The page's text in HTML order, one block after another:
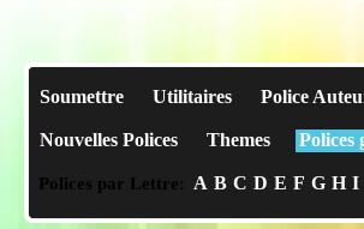
Soumettre Utilitaires Police
Nouvelles Polices Themes Polices
Polices par Lettre: A B C D E F G H I